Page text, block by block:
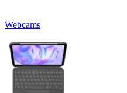
Webcams